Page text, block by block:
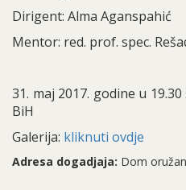
Dirigent: Alma Aganspahić
Mentor: red. prof. spec.
31. maj 2017. godine u
BiH
Galerija: kliknuti ovdje
Adresa dogadjaja: Dom